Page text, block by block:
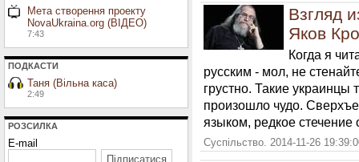
Мета створення проекту
NovaUkraina.org (ВІДЕО)
7:43
ПОДКАСТИ
Таня (Вільна каса)
2:49
РОЗСИЛКА
E-mail
Взгляд
Яков
Когда я
русским - мол, не
грустно. Такие украинцы
произошло чудо.
языком, редкое стечение
Суспільство. 2014-11-26